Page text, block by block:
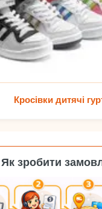
Кросівки дитячі
Як зробити